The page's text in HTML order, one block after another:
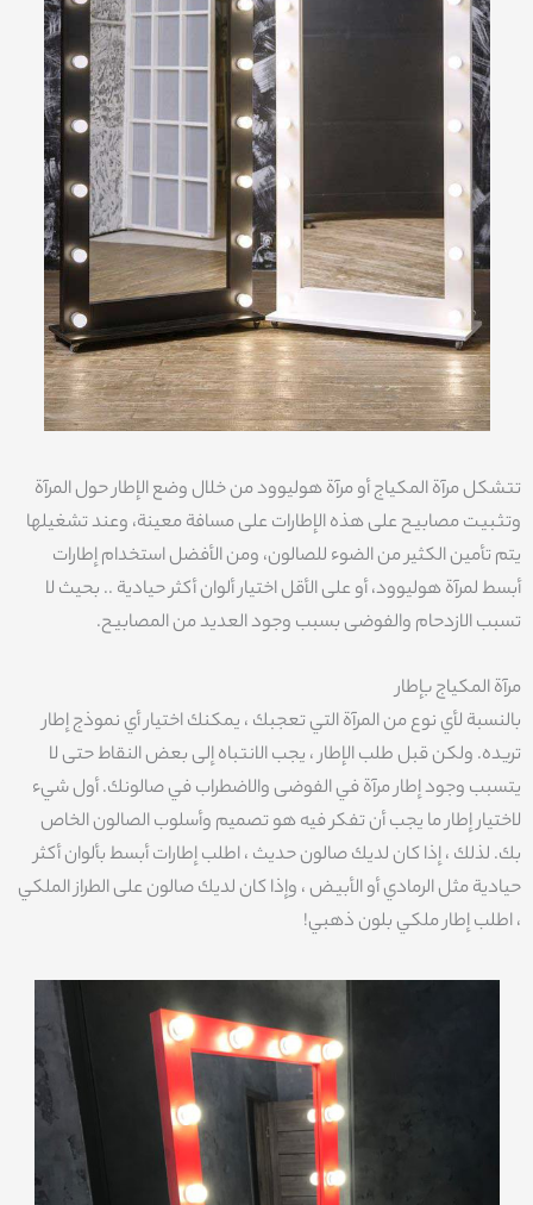
تتشكل مرآة المكياج أو مرآة هوليوود من خلال وضع الإطار حول المرآة
وتثبيت مصابيح على هذه الإطارات على مسافة معينة، وعند تشغيلها
يتم تأمين الكثير من الضوء للصالون، ومن الأفضل استخدام إطارات
أبسط لمرآة هوليوود، أو على الأقل اختيار ألوان أكثر حيادية .. بحيث لا
تسبب الازدحام والفوضى بسبب وجود العديد من المصابيح.
مرآة المكياج بإطار
بالنسبة لأي نوع من المرآة التي تعجبك ، يمكنك اختيار أي نموذج إطار
تريده. ولكن قبل طلب الإطار ، يجب الانتباه إلى بعض النقاط حتى لا
يتسبب وجود إطار مرآة في الفوضى والاضطراب في صالونك. أول شيء
لاختيار إطار ما يجب أن تفكر فيه هو تصميم وأسلوب الصالون الخاص
بك. لذلك ، إذا كان لديك صالون حديث ، اطلب إطارات أبسط بألوان أكثر
حيادية مثل الرمادي أو الأبيض ، وإذا كان لديك صالون على الطراز الملكي
، اطلب إطار ملكي بلون ذهبي!